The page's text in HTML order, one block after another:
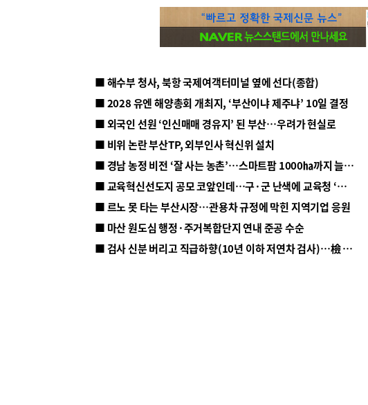
■ 해수부 청사, 북항 국제여객터미널 옆에 선다(종합)
■ 2028 유엔 해양총회 개최지, ‘부산이냐 제주냐’ 10일 결정
■ 외국인 선원 ‘인신매매 경유지’ 된 부산…우려가 현실로
■ 비위 논란 부산TP, 외부인사 혁신위 설치
■ 경남 농정 비전 ‘잘 사는 농촌’…스마트팜 1000㏊까지 늘린다
■ 교육혁신선도지 공모 코앞인데…구·군 난색에 교육청 ‘쩔쩔’
■ 르노 못 타는 부산시장…관용차 규정에 막힌 지역기업 응원
■ 마산 원도심 행정·주거복합단지 연내 준공 수순
■ 검사 신분 버리고 직급하향(10년 이하 저연차 검사)…檢 중수청행 기피